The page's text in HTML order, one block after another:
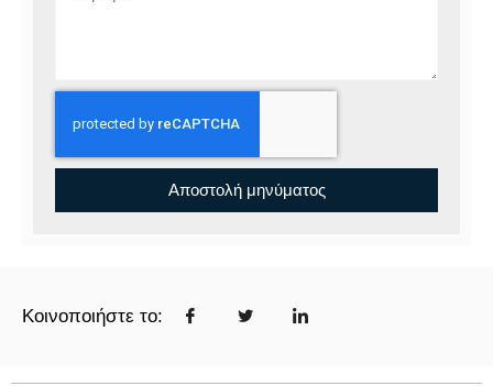
Αποστολή μηνύματος
Κοινοποιήστε το: